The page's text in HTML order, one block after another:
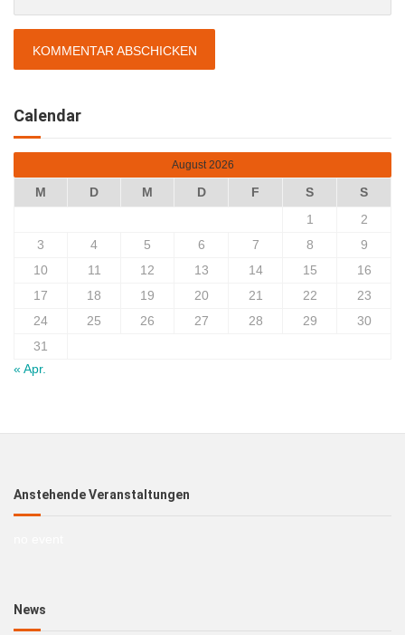
Calendar
August 2026
M D M D F S
S
1
2
3
4 5 6 7 8
9
10
11 12 13 14 15
16
17
18 19 20 21 22
23
24
25 26 27 28 29
30
31
« Apr.
Anstehende Veranstaltungen
News